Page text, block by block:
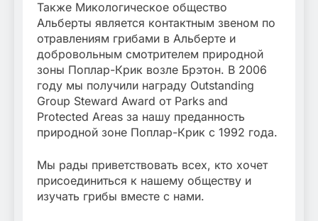
Также Микологическое общество
Альберты является контактным звеном по
отравлениям грибами в Альберте и
добровольным смотрителем природной
зоны Поплар-Крик возле Брэтон. В 2006
году мы получили награду Outstanding
Group Steward Award от Parks and
Protected Areas за нашу преданность
природной зоне Поплар-Крик с 1992 года.
Мы рады приветствовать всех, кто хочет
присоединиться к нашему обществу и
изучать грибы вместе с нами.